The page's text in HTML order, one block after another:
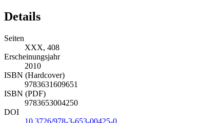
Details
Seiten
XXX, 408
Erscheinungsjahr
2010
ISBN (Hardcover)
9783631609651
ISBN (PDF)
9783653004250
DOI
10.3726/978-3-653-00425-0